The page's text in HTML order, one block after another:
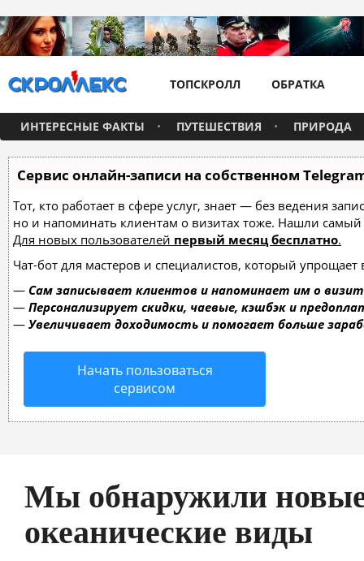
ТОПСКРОЛЛ ОБРАТКА
ИНТЕРЕСНЫЕ ФАКТЫ ПУТЕШЕСТВИЯ ПРИРОДА
Сервис онлайн-записи на собственном
Тот, кто работает в сфере услуг, знает — без ведения
но и напоминать клиентам о визитах тоже. Нашли
Для новых пользователей первый месяц бесплатно.
Чат-бот для мастеров и специалистов, который упрощает
— Сам записывает клиентов и напоминает им о
— Персонализирует скидки, чаевые, кэшбэк и
— Увеличивает доходимость и помогает больше
Начать пользоваться
сервисом
Мы обнаружили
океанические виды